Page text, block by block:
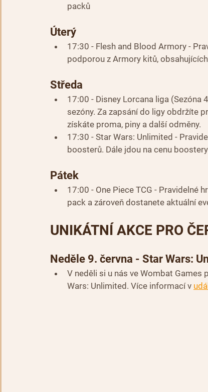
packů
Úterý
17:30 - Flesh and Blood Armory -
podporou z Armory kitů,
Středa
17:00 - Disney Lorcana liga (Sezóna
sezóny. Za zapsání do ligy obdržíte
získáte proma, piny a další odměny.
17:30 - Star Wars: Unlimited -
boosterů. Dále jdou na cenu
Pátek
17:00 - One Piece TCG - Pravidelné
pack a zároveň dostanete aktuální
UNIKÁTNÍ AKCE PRO
Neděle 9. června - Star Wars:
V neděli si u nás ve Wombat
Wars: Unlimited. Více informací v